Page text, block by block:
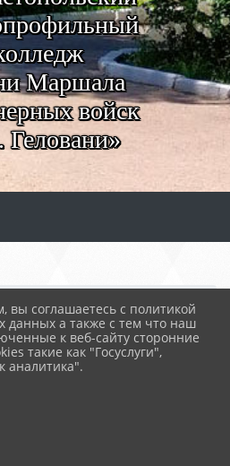
Маршала
войск
ОБ ОБРАЗОВАТЕ...
ДМИТРИЕВНА
вы соглашаетесь с политикой
данных а также с тем что наш
к веб-сайту сторонние
такие как "Госуслуги",
аналитика".